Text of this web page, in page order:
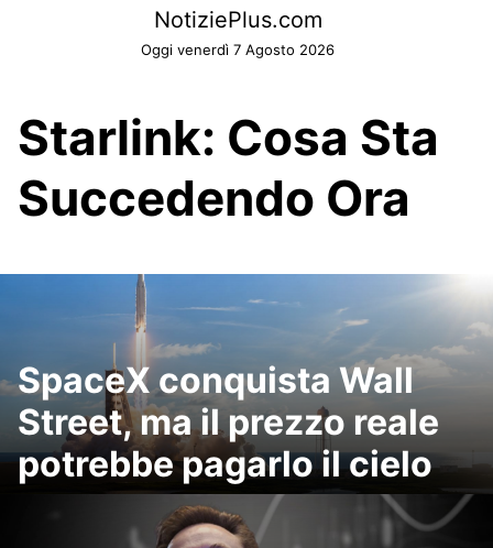
NotiziePlus.com
Oggi venerdì 7 Agosto 2026
Starlink: Cosa Sta
Succedendo Ora
SpaceX conquista Wall
Street, ma il prezzo reale
potrebbe pagarlo il cielo